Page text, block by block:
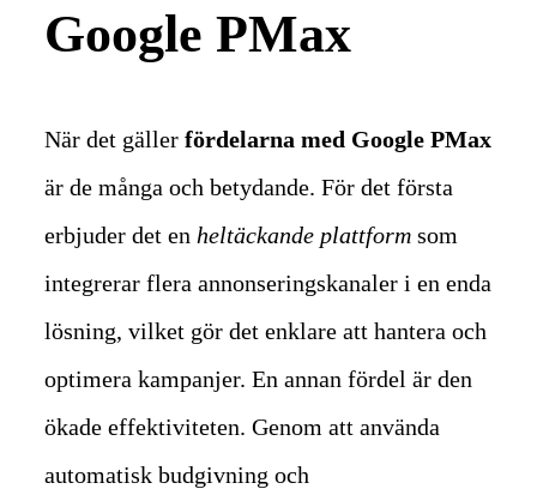
Google PMax
När det gällerfördelarna med Google PMax
är de många och betydande. För det första
erbjuder det enheltäckande plattform som
integrerar flera annonseringskanaler i en enda
lösning, vilket gör det enklare att hantera och
optimera kampanjer. En annan fördel är den
ökade effektiviteten. Genom att använda
automatisk budgivning och